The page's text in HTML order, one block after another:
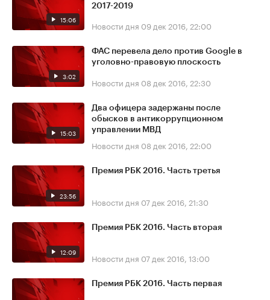
15:06
2017-2019
Новости дня 09 дек 2016, 22:00
3:02
ФАС перевела дело против Google в
уголовно-правовую плоскость
Новости дня 08 дек 2016, 22:30
15:03
Два офицера задержаны после
обысков в антикоррупционном
управлении МВД
Новости дня 08 дек 2016, 22:00
23:56
Премия РБК 2016. Часть третья
Новости дня 07 дек 2016, 21:30
12:09
Премия РБК 2016. Часть вторая
Новости дня 07 дек 2016, 13:00
Премия РБК 2016. Часть первая